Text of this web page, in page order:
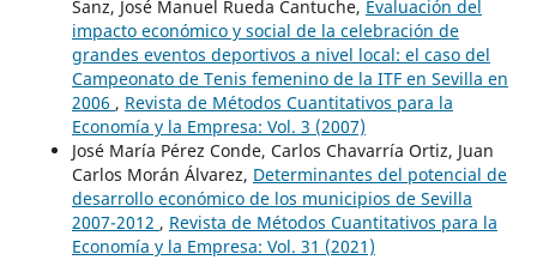
Sanz, José Manuel Rueda Cantuche, Evaluación del
impacto económico y social de la celebración de
grandes eventos deportivos a nivel local: el caso del
Campeonato de Tenis femenino de la ITF en Sevilla en
2006 , Revista de Métodos Cuantitativos para la
Economía y la Empresa: Vol. 3 (2007)
José María Pérez Conde, Carlos Chavarría Ortiz, Juan
Carlos Morán Álvarez, Determinantes del potencial de
desarrollo económico de los municipios de Sevilla
2007-2012 , Revista de Métodos Cuantitativos para la
Economía y la Empresa: Vol. 31 (2021)